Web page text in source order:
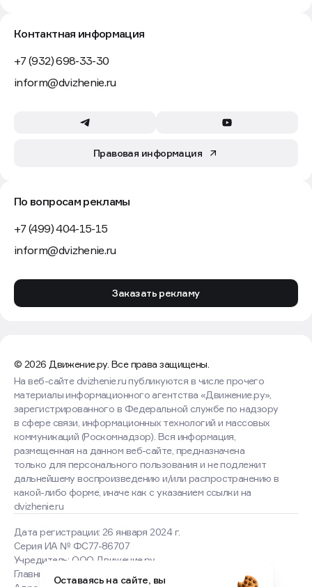
Контактная информация
+7 (932) 698-33-30
inform@dvizhenie.ru
Правовая информация
По вопросам рекламы
+7 (499) 404-15-15
inform@dvizhenie.ru
Заказать рекламу
© 2026 Движение.ру. Все права защищены.
Дата регистрации: 26 января 2024 г.
Серия ИА № ФС77-86707
Учредитель: ООО Движение.ру
Главный редактор: Силантьева Ирина Юрьевна
На веб-сайте dvizhenie.ru публикуются в числе прочего
материалы информационного агентства «Движение.ру»,
зарегистрированного в Федеральной службе по надзору
в сфере связи, информационных технологий и массовых
коммуникаций (Роскомнадзор). Вся информация,
размещенная на данном веб-сайте, предназначена
только для персонального пользования и не подлежит
дальнейшему воспроизведению и/или распространению в
какой-либо форме, иначе как с указанием ссылки на
dvizhenie.ru
Оставаясь на сайте, вы